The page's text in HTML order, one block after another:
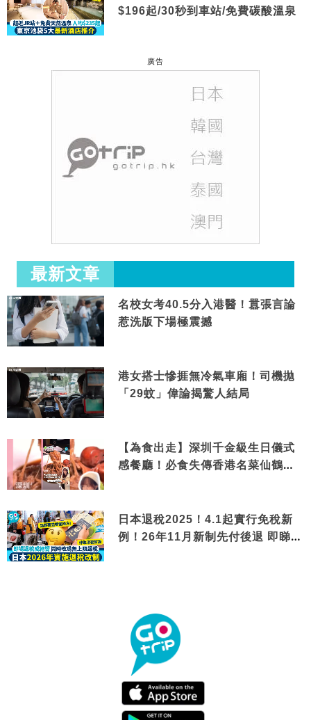
$196起/30秒到車站/免費碳酸溫泉
廣告
最新文章
名校女考40.5分入港醫！囂張言論
惹洗版下場極震撼
港女搭士慘捱無冷氣車廂！司機拋
「29蚊」偉論揭驚人結局
【為食出走】深圳千金級生日儀式
感餐廳！必食失傳香港名菜仙鶴神
日本退稅2025！4.1起實行免稅新
例！26年11月新制先付後退 即睇步